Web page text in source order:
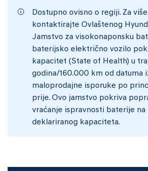
Dostupno ovisno o regiji. Za
kontaktirajte Ovlaštenog
Jamstvo za visokonaponsku
baterijsko električno vozilo
kapacitet (State of Health) u
godina/160.000 km od datuma
maloprodajne isporuke po
prije. Ovo jamstvo pokriva
vraćanje ispravnosti baterije na
deklariranog kapaciteta.